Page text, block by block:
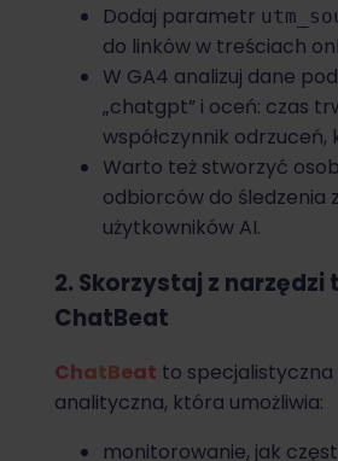
Dodaj parametr
do linków w treściach
W GA4 analizuj dane
„chatgpt” i oceń: czas
współczynnik odrzuceń,
Warto też stworzyć
odbiorców do śledzenia
użytkowników AI.
2. Skorzystaj z narzędzi
ChatBeat
ChatBeat to
analityczna, która umożliwia:
monitorowanie, jak